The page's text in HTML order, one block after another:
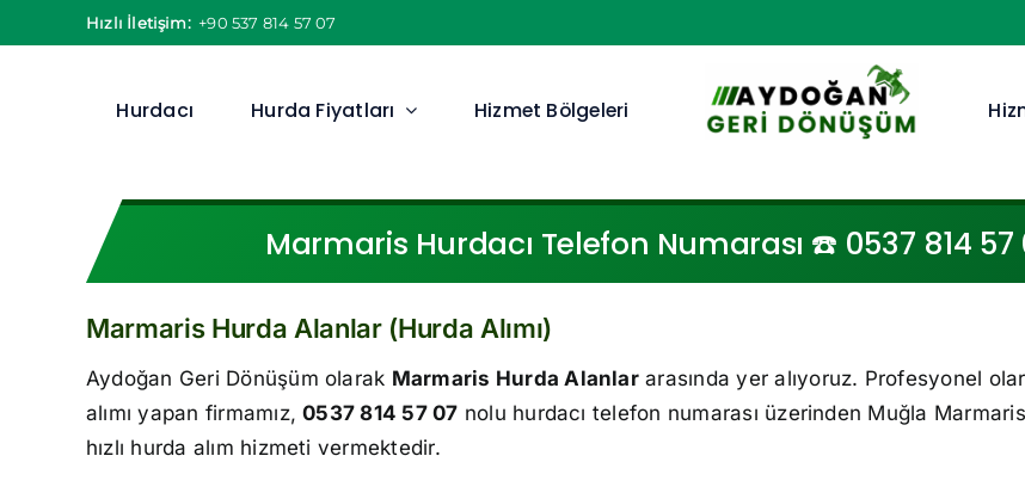
to
Hızlı İletişim: +90 537 814 57 07
Hurdacı Hurda Fiyatları Hizmet Bölgeleri
Marmaris Hurdacı Telefon Numarası ☎️ 0537 814 57
Marmaris Hurda Alanlar (Hurda Alımı)
Aydoğan Geri Dönüşüm olarak Marmaris Hurda Alanlararasında yer alıyoruz. Profesyonel
alımı yapan firmamız,0537 814 57 07 nolu hurdacı telefon numarası üzerinden Muğla
hızlı hurda alım hizmeti vermektedir.